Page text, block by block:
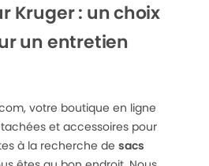
Kruger : un choix
un entretien
votre boutique en ligne
et accessoires pour
à la recherche de sacs